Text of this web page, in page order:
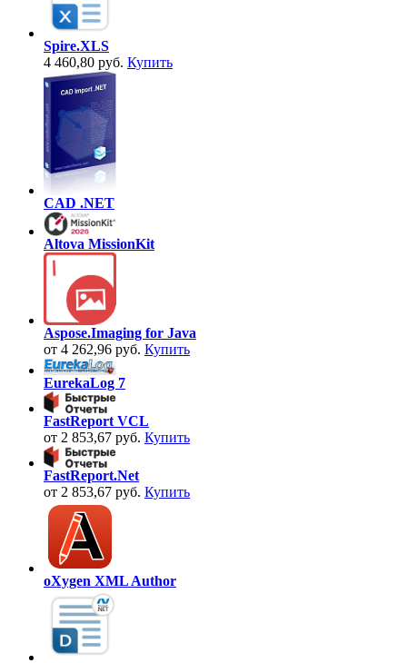
Spire.XLS
4 460,80 руб. Купить
CAD .NET
Altova MissionKit
Aspose.Imaging for Java
от 4 262,96 руб. Купить
EurekaLog 7
FastReport VCL
от 2 853,67 руб. Купить
FastReport.Net
от 2 853,67 руб. Купить
oXygen XML Author